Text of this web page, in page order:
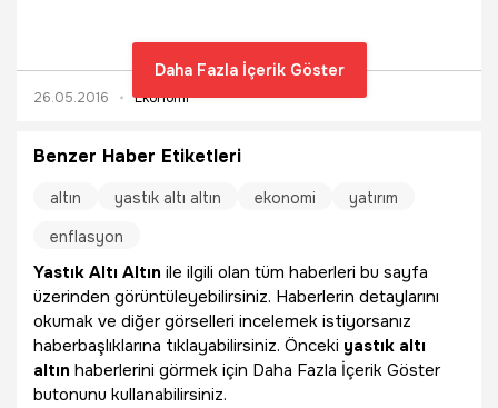
26.05.2016 Ekonomi
Daha Fazla İçerik Göster
Benzer Haber Etiketleri
altın yastık altı altın ekonomi
yatırım
enflasyon
Yastık Altı Altın ile ilgili olan tüm haberleri bu sayfa
üzerinden görüntüleyebilirsiniz. Haberlerin detaylarını
okumak ve diğer görselleri incelemek istiyorsanız
haberbaşlıklarına tıklayabilirsiniz. Önceki yastık altı
altın haberlerini görmek için Daha Fazla İçerik Göster
butonunu kullanabilirsiniz.